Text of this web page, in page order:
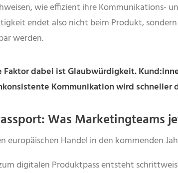
wie effizient ihre Kommunikations-
endet also nicht beim Produkt,
werden.
Faktor dabei ist Glaubwürdigkeit.
Kommunikation wird
Was Marketingteams
europäischen Handel in den kommenden
digitalen Produktpass entsteht